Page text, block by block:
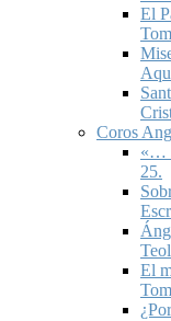
El
Coros
«…
25.
El